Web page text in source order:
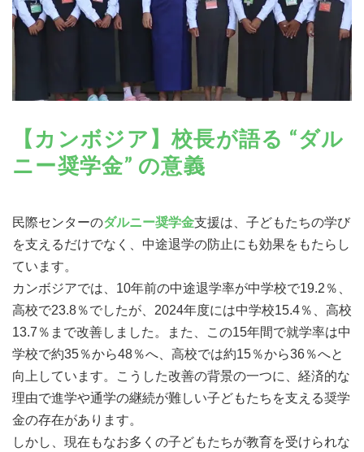
【カンボジア】校長が語る “ダル
ニー奨学金” の意義
民際センターのダルニー奨学金支援は、子どもたちの学び
を支えるだけでなく、中途退学の防止にも効果をもたらし
ています。
カンボジアでは、10年前の中途退学率が中学校で19.2％、
高校で23.8％でしたが、2024年度には中学校15.4％、高校
13.7％まで改善しました。また、この15年間で就学率は中
学校で約35％から48％へ、高校では約15％から36％へと
向上しています。こうした改善の背景の一つに、経済的な
理由で進学や通学の継続が難しい子どもたちを支える奨学
金の存在があります。
しかし、現在もなお多くの子どもたちが教育を受けられな